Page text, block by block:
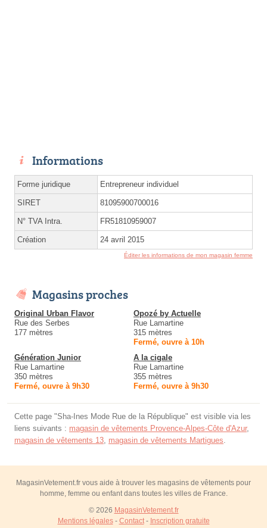
Informations
Forme juridique Entrepreneur individuel
SIRET 81095900700016
N° TVA Intra. FR51810959007
Création 24 avril 2015
Éditer les informations de mon magasin femme
Magasins proches
Original Urban Flavor
Rue des Serbes
177 mètres
Opozé by Actuelle
Rue Lamartine
315 mètres
Fermé, ouvre à 10h
Génération Junior
Rue Lamartine
350 mètres
Fermé, ouvre à 9h30
A la cigale
Rue Lamartine
355 mètres
Fermé, ouvre à 9h30
Cette page "Sha-Ines Mode Rue de la République" est visible via les
liens suivants : magasin de vêtements Provence-Alpes-Côte d'Azur,
magasin de vêtements 13 magasin de vêtements Martigues
MagasinVetement.fr vous aide à trouver les magasins de vêtements pour
homme, femme ou enfant dans toutes les villes de France.
© 2026 MagasinVetement.fr
Mentions légales- Contact- Inscription gratuite